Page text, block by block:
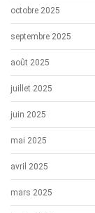
octobre 2025
septembre 2025
août 2025
juillet 2025
juin 2025
mai 2025
avril 2025
mars 2025